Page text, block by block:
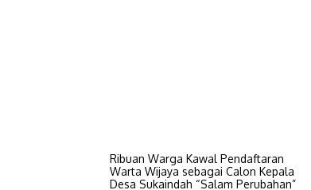
Ribuan Warga Kawal Pendaftaran
Warta Wijaya sebagai Calon Kepala
Desa Sukaindah “Salam Perubahan”